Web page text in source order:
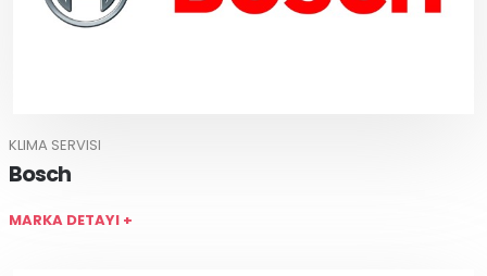
KLIMA SERVISI
Bosch
MARKA DETAYI +